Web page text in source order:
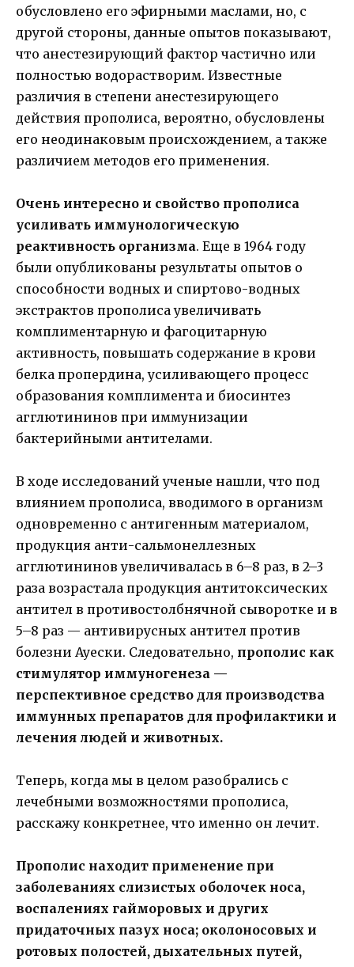
обусловлено его эфирными маслами, но, с
другой стороны, данные опытов показывают,
что анестезирующий фактор частично или
полностью водорастворим. Известные
различия в степени анестезирующего
действия прополиса, вероятно, обусловлены
его неодинаковым происхождением, а также
различием методов его применения.
Очень интересно и свойство прополиса
усиливать иммунологическую
реактивность организма. Еще в 1964 году
были опубликованы результаты опытов о
способности водных и спиртово-водных
экстрактов прополиса увеличивать
комплиментарную и фагоцитарную
активность, повышать содержание в крови
белка пропердина, усиливающего процесс
образования комплимента и биосинтез
агглютининов при иммунизации
бактерийными антителами.
В ходе исследований ученые нашли, что под
влиянием прополиса, вводимого в организм
одновременно с антигенным материалом,
продукция анти-сальмонеллезных
агглютининов увеличивалась в 6–8 раз, в 2–3
раза возрастала продукция антитоксических
антител в противостолбнячной сыворотке и в
5–8 раз — антивирусных антител против
болезни Ауески. Следовательно, прополис как
стимулятор иммуногенеза —
перспективное средство для производства
иммунных препаратов для профилактики и
лечения людей и животных.
Теперь, когда мы в целом разобрались с
лечебными возможностями прополиса,
расскажу конкретнее, что именно он лечит.
Прополис находит применение при
заболеваниях слизистых оболочек носа,
воспалениях гайморовых и других
придаточных пазух носа; околоносовых и
ротовых полостей, дыхательных путей,